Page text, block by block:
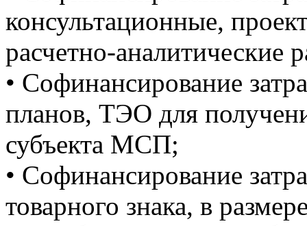
консультационные,
расчетно-аналитические
• Софинансирование
планов, ТЭО для
субъекта МСП;
• Софинансирование
товарного знака, в